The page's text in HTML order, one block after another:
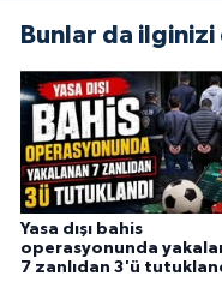
Bunlar da
Yasa dışı bahis
operasyonunda
7 zanlıdan 3'ü